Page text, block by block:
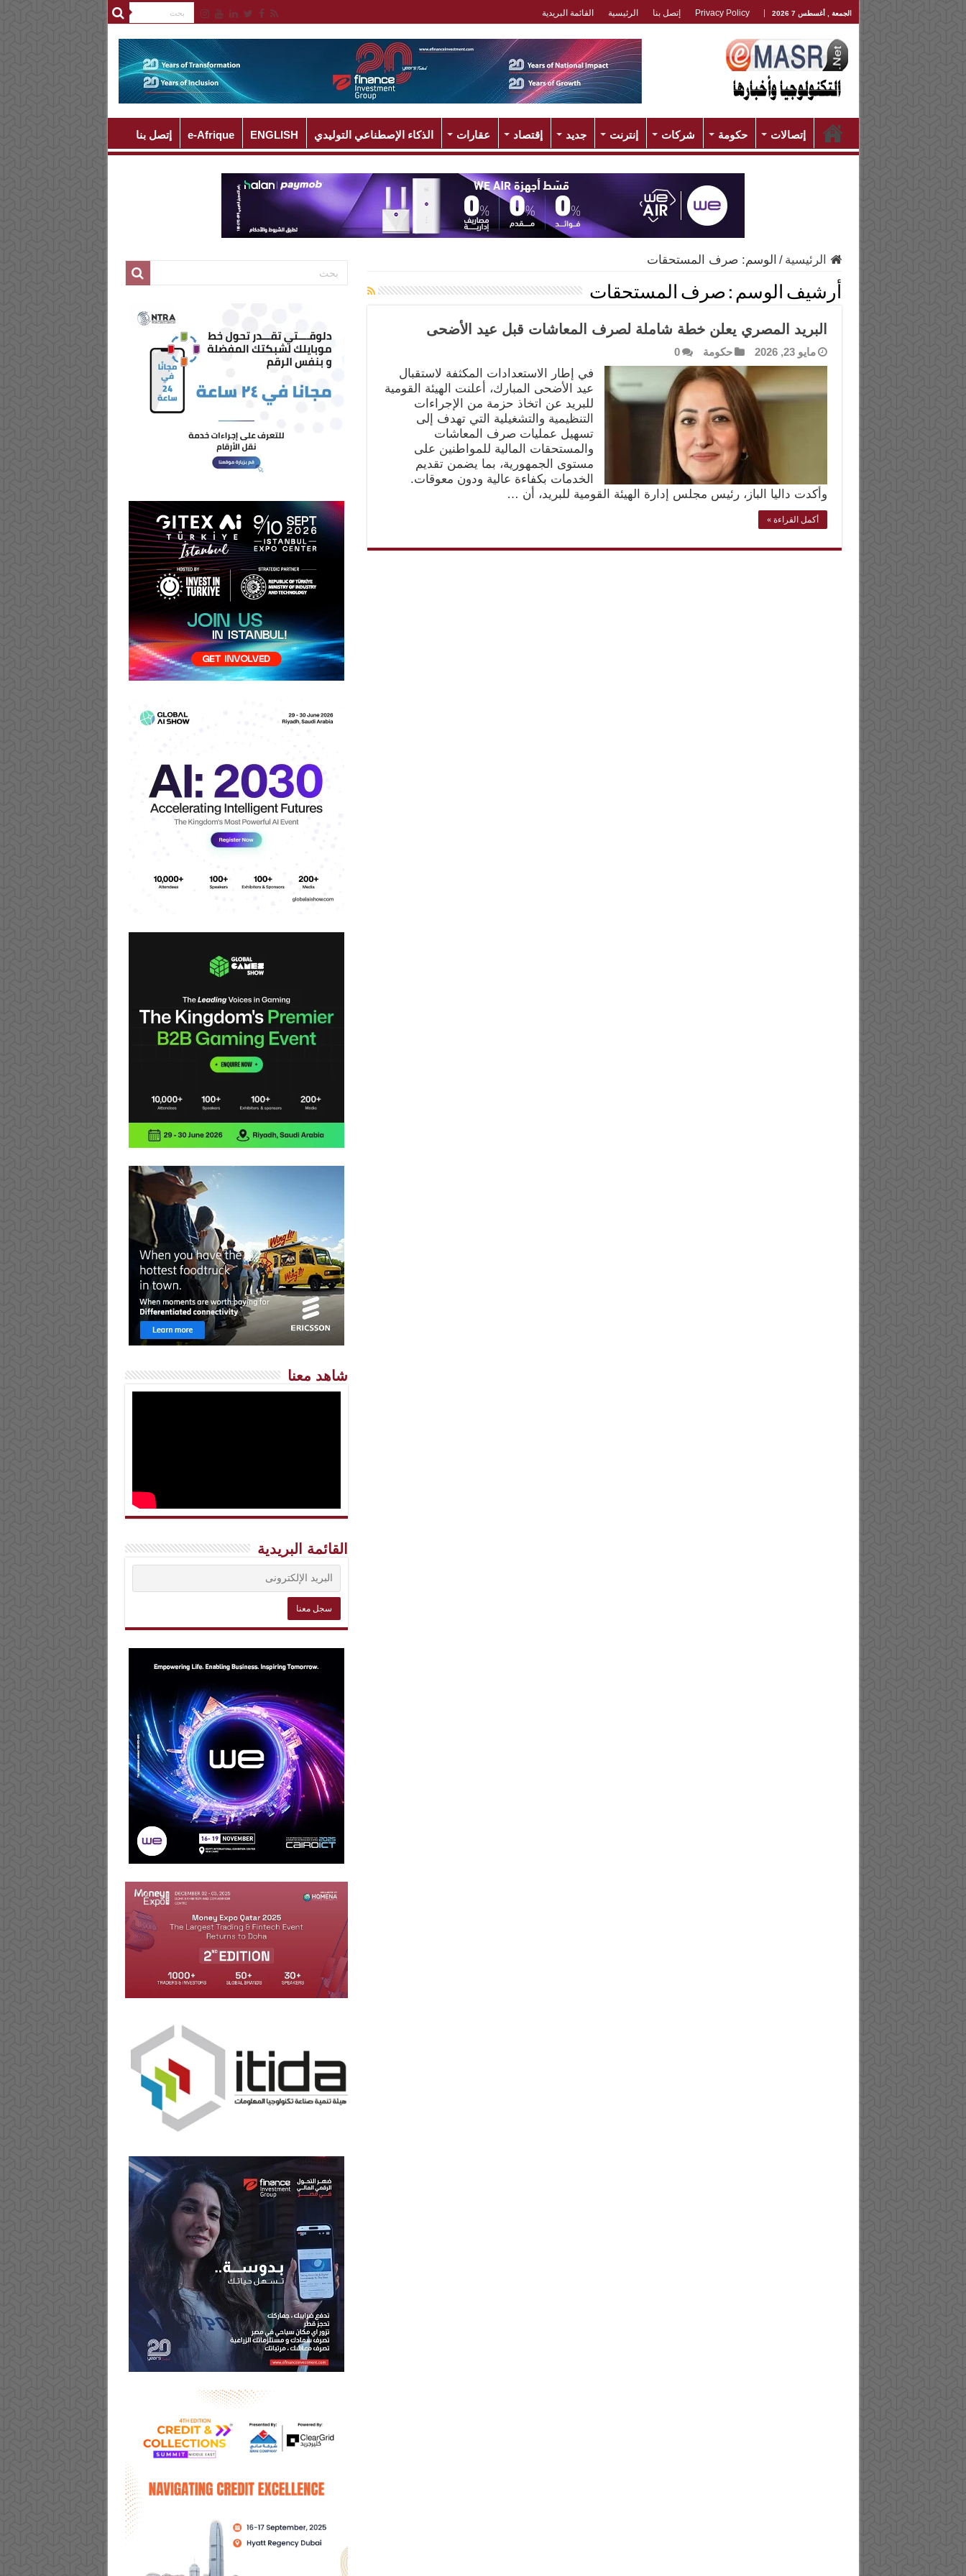
الجمعة , أغسطس 7 2026 Privacy Policy إتصل بنا الرئيسية القائمة البريدية
إتصالات حكومة شركات إنترنت جديد إقتصاد عقارات الذكاء الإصطناعي التوليدي ENGLISH
e-Afrique إتصل بنا
الرئيسية / الوسم:صرف المستحقات
أرشيف الوسم : صرف المستحقات
البريد المصري يعلن خطة شاملة لصرف المعاشات قبل عيد الأضحى
مايو 23, 2026 حكومة 0
في إطار الاستعدادات المكثفة لاستقبال
عيد الأضحى المبارك، أعلنت الهيئة القومية
للبريد عن اتخاذ حزمة من الإجراءات
التنظيمية والتشغيلية التي تهدف إلى
تسهيل عمليات صرف المعاشات
والمستحقات المالية للمواطنين على
مستوى الجمهورية، بما يضمن تقديم
الخدمات بكفاءة عالية ودون معوقات.
وأكدت داليا الباز، رئيس مجلس إدارة الهيئة القومية للبريد، أن …
أكمل القراءة »
شاهد معنا
القائمة البريدية